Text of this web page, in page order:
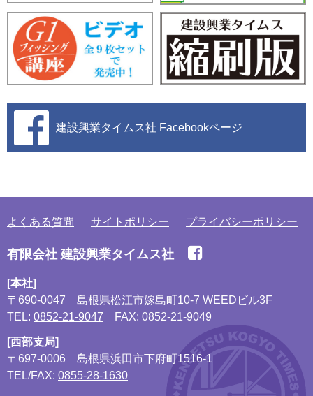
建設興業タイムス社 Facebookページ
よくある質問 サイトポリシー プライバシーポリシー
有限会社 建設興業タイムス社
[本社]
〒690-0047
島根県松江市嫁島町10-7 WEEDビル3F
TEL: 0852-21-9047 FAX: 0852-21-9049
[西部支局]
〒697-0006
島根県浜田市下府町1516-1
TEL/FAX: 0855-28-1630